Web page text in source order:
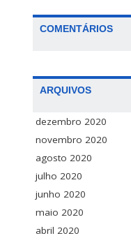
COMENTÁRIOS
ARQUIVOS
dezembro 2020
novembro 2020
agosto 2020
julho 2020
junho 2020
maio 2020
abril 2020